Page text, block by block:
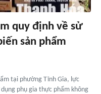
quy định về sử
sản phẩm
tại phường Tĩnh Gia, lực
phụ gia thực phẩm không